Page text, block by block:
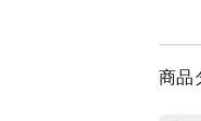
商品